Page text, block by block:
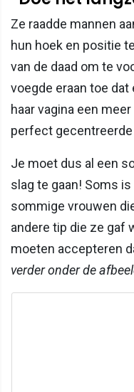
Ze raadde mannen
hun hoek en positie
van de daad om te
voegde eraan toe
haar vagina een
perfect gecentreerde
Je moet dus al een
slag te gaan! Soms
sommige vrouwen
andere tip die ze gaf
moeten accepteren
verder onder de